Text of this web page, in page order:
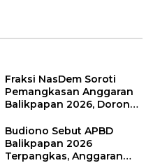
Fraksi NasDem Soroti
Pemangkasan Anggaran
Balikpapan 2026, Dorong
Publik
Budiono Sebut APBD
Balikpapan 2026
Terpangkas, Anggaran